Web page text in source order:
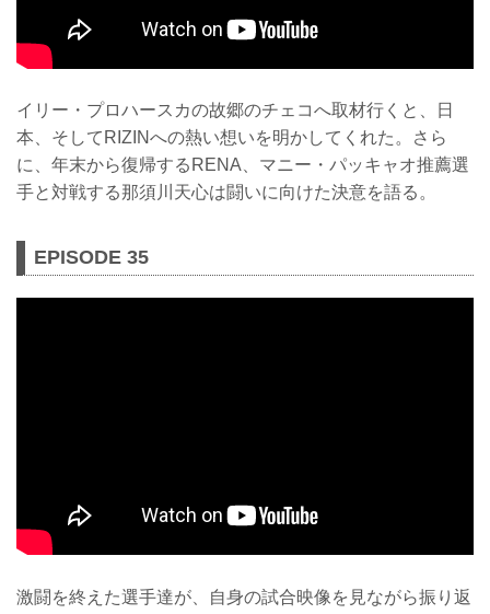
イリー・プロハースカの故郷のチェコへ取材行くと、日
本、そしてRIZINへの熱い想いを明かしてくれた。さら
に、年末から復帰するRENA、マニー・パッキャオ推薦選
手と対戦する那須川天心は闘いに向けた決意を語る。
EPISODE 35
激闘を終えた選手達が、自身の試合映像を見ながら振り返